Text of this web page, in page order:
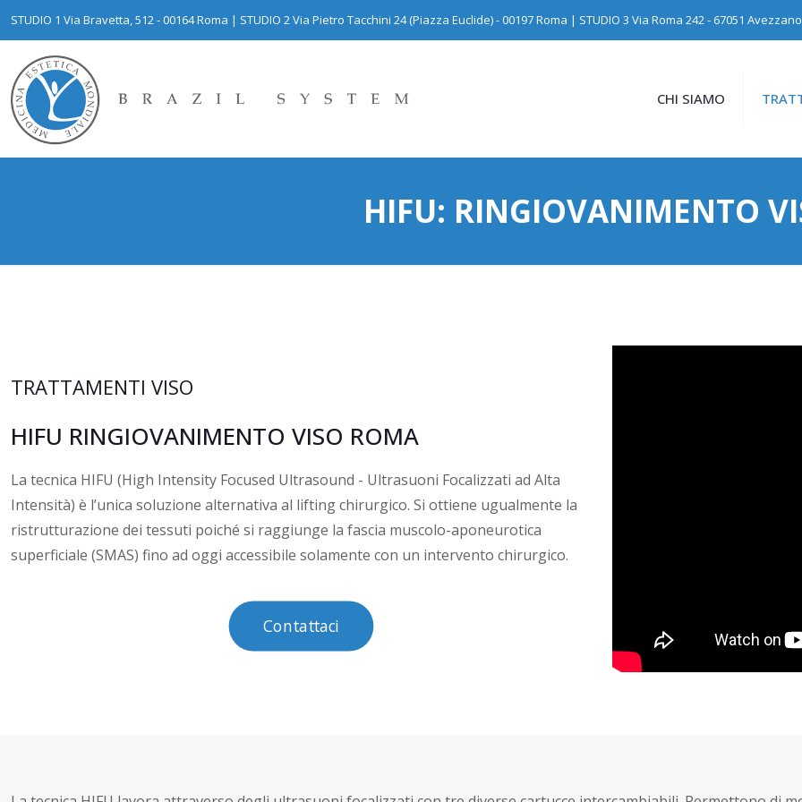
STUDIO 1 Via Bravetta, 512 - 00164 Roma | STUDIO 2 Via Pietro Tacchini 24 (Piazza Euclide) - 00197 Roma | STUDIO 3 Via Roma 242 - 67051
CHI SIAMO
HIFU: RINGIOVANIMENTO
TRATTAMENTI VISO
HIFU RINGIOVANIMENTO VISO ROMA
La tecnica HIFU (High Intensity Focused Ultrasound - Ultrasuoni Focalizzati ad Alta
Intensità) è l’unica soluzione alternativa al lifting chirurgico. Si ottiene ugualmente la
ristrutturazione dei tessuti poiché si raggiunge la fascia muscolo-aponeurotica
superficiale (SMAS) fino ad oggi accessibile solamente con un intervento chirurgico.
Contattaci